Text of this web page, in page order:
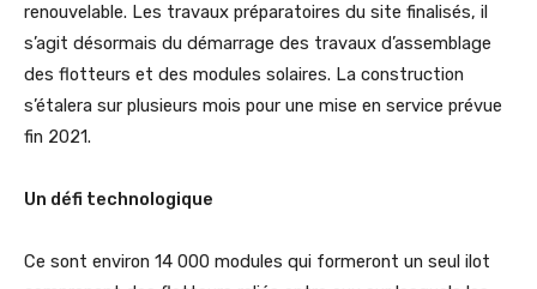
renouvelable. Les travaux préparatoires du site finalisés, il
s’agit désormais du démarrage des travaux d’assemblage
des flotteurs et des modules solaires. La construction
s’étalera sur plusieurs mois pour une mise en service prévue
fin 2021.
Un défi technologique
Ce sont environ 14 000 modules qui formeront un seul ilot